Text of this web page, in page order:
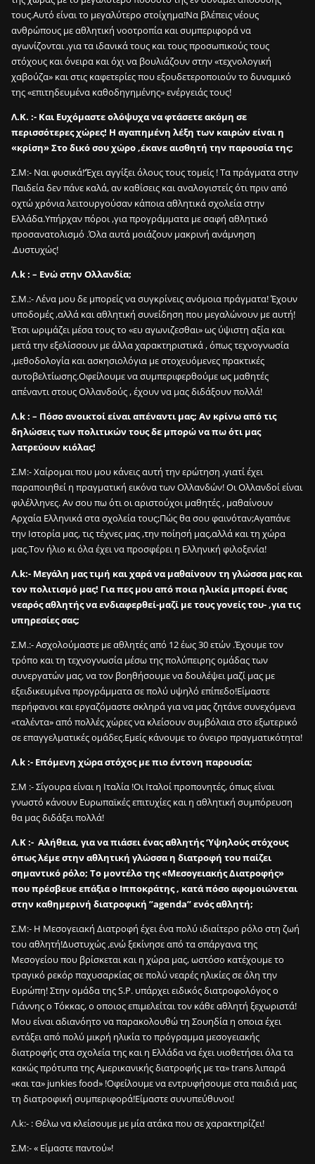
τους.Αυτό είναι το μεγαλύτερο στοίχημα!Να βλέπεις νέους
ανθρώπους με αθλητική νοοτροπία και συμπεριφορά να
αγωνίζονται ,για τα ιδανικά τους και τους προσωπικούς τους
στόχους και όνειρα και όχι να βουλιάζουν στην «τεχνολογική
χαβούζα» και στις καφετερίες που εξουδετεροποιούν το δυναμικό
της «επιτηδευμένα καθοδηγημένης» ενέργειάς τους!
Λ.K. :- Και Ευχόμαστε ολόψυχα να φτάσετε ακόμη σε
περισσότερες χώρες! Η αγαπημένη λέξη των καιρών είναι η
«κρίση» Στο δικό σου χώρο ,έκανε αισθητή την παρουσία της;
Σ.Μ:- Ναι φυσικά!‘Έχει αγγίξει όλους τους τομείς ! Τα πράγματα στην
Παιδεία δεν πάνε καλά, αν καθίσεις και αναλογιστείς ότι πριν από
οχτώ χρόνια λειτουργούσαν κάποια αθλητικά σχολεία στην
Ελλάδα.Υπήρχαν πόροι ,για προγράμματα με σαφή αθλητικό
προσανατολισμό .Όλα αυτά μοιάζουν μακρινή ανάμνηση
.Δυστυχώς!
Λ.k : – Ενώ στην Ολλανδία;
Σ.Μ.:- Λένα μου δε μπορείς να συγκρίνεις ανόμοια πράγματα! Έχουν
υποδομές ,αλλά και αθλητική συνείδηση που μεγαλώνουν με αυτή!
Έτσι ωριμάζει μέσα τους το «ευ αγωνιζεσθαι» ως ύψιστη αξία και
μετά την εξελίσσουν με άλλα χαρακτηριστικά , όπως τεχνογνωσία
,μεθοδολογία και ασκησιολόγια με στοχευόμενες πρακτικές
αυτοβελτίωσης.Οφείλουμε να συμπεριφερθούμε ως μαθητές
απέναντι στους Ολλανδούς , έχουν να μας διδάξουν πολλά!
Λ.k : – Πόσο ανοικτοί είναι απέναντι μας; Αν κρίνω από τις
δηλώσεις των πολιτικών τους δε μπορώ να πω ότι μας
λατρεύουν κιόλας!
Σ.Μ:- Χαίρομαι που μου κάνεις αυτή την ερώτηση ,γιατί έχει
παραποιηθεί η πραγματική εικόνα των Ολλανδών! Οι Ολλανδοί είναι
φιλέλληνες. Αν σου πω ότι οι αριστούχοι μαθητές , μαθαίνουν
Αρχαία Ελληνικά στα σχολεία τους;Πώς θα σου φαινόταν;Αγαπάνε
την Ιστορία μας, τις τέχνες μας ,την ποίησή μας,αλλά και τη χώρα
μας.Τον ήλιο κι όλα έχει να προσφέρει η Ελληνική φιλοξενία!
Λ.k:- Μεγάλη μας τιμή και χαρά να μαθαίνουν τη γλώσσα μας και
τον πολιτισμό μας! Για πες μου από ποια ηλικία μπορεί ένας
νεαρός αθλητής να ενδιαφερθεί-μαζί με τους γονείς του- ,για τις
υπηρεσίες σας;
Σ.Μ.:- Ασχολούμαστε με αθλητές από 12 έως 30 ετών .Έχουμε τον
τρόπο και τη τεχνογνωσία μέσω της πολύπειρης ομάδας των
συνεργατών μας, να τον βοηθήσουμε να δουλέψει μαζί μας με
εξειδικευμένα προγράμματα σε πολύ υψηλό επίπεδο!Είμαστε
περήφανοι και εργαζόμαστε σκληρά για να μας ζητάνε συνεχόμενα
«ταλέντα» από πολλές χώρες να κλείσουν συμβόλαια στο εξωτερικό
σε επαγγελματικές ομάδες.Εμείς κάνουμε το όνειρο πραγματικότητα!
Λ.k :- Επόμενη χώρα στόχος με πιο έντονη παρουσία;
Σ.Μ :- Σίγουρα είναι η Ιταλία !Οι Ιταλοί προπονητές, όπως είναι
γνωστό κάνουν Ευρωπαϊκές επιτυχίες και η αθλητική συμπόρευση
θα μας διδάξει πολλά!
Λ.K :- Αλήθεια, για να πιάσει ένας αθλητής ‘Υψηλούς στόχους
όπως λέμε στην αθλητική γλώσσα η διατροφή του παίζει
σημαντικό ρόλο; Το μοντέλο της «Μεσογειακής Διατροφής»
που πρέσβευε επάξια ο Ιπποκράτης , κατά πόσο αφομοιώνεται
στην καθημερινή διατροφική ”agenda’’ ενός αθλητή;
Σ.Μ:- Η Μεσογειακή Διατροφή έχει ένα πολύ ιδιαίτερο ρόλο στη ζωή
του αθλητή!Δυστυχώς ,ενώ ξεκίνησε από τα σπάργανα της
Μεσογείου που βρίσκεται και η χώρα μας, ωστόσο κατέχουμε το
τραγικό ρεκόρ παχυσαρκίας σε πολύ νεαρές ηλικίες σε όλη την
Ευρώπη! Στην ομάδα της S.P. υπάρχει ειδικός διατροφολόγος ο
Γιάννης ο Τόκκας, ο οποιος επιμελείται τον κάθε αθλητή ξεχωριστά!
Μου είναι αδιανόητο να παρακολουθώ τη Σουηδία η οποια έχει
εντάξει από πολύ μικρή ηλικία το πρόγραμμα μεσογειακής
διατροφής στα σχολεία της και η Ελλάδα να έχει υιοθετήσει όλα τα
κακώς πρότυπα της Αμερικανικής διατροφής με τα» trans λιπαρά
«και τα» junkies food» !Οφείλουμε να εντρυφήσουμε στα παιδιά μας
τη διατροφική συμπεριφορά!Είμαστε συνυπεύθυνοι!
Λ.k:- : Θέλω να κλείσουμε με μία ατάκα που σε χαρακτηρίζει!
Σ.Μ:- « Είμαστε παντού»!
0
σ
ο
υ
τ
σ
m
n
;
2
0
0
σ
τ
ε
ρ
ι
κ
έ
ς
ά
ε
ς
σ
ε
2
m
i
;
2
ε
ξ
ω
τ
ε
ρ
ι
κ
ς
π
ά
ε
ς
σ
ε
2
m
i
n
;
2
0
0
κ
ο
ν
τ
ρ
ό
σ